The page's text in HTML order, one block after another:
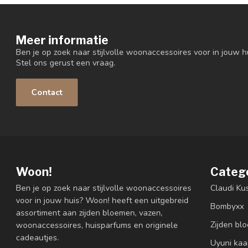
Meer informatie
Ben je op zoek naar stijlvolle woonaccessoires voor in jouw
Stel ons gerust een vraag.
Contact
Woon!
Ben je op zoek naar stijlvolle woonaccessoires
voor in jouw huis? Woon! heeft een uitgebreid
assortiment aan zijden bloemen, vazen,
woonaccessoires, huisparfums en originele
cadeautjes.
Claudi
Bombyxx
Zijden
Uyuni